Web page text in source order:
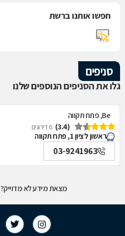
חפשו אותנו ברשת
סניפים
גלו את הסניפים הנוספים שלנו
Be, פתח תקווה
(3.4)
6 דירוגים
ראשון לציון 1, פתח תקווה
03-9241963
מצאת מידע לא מדוייק?